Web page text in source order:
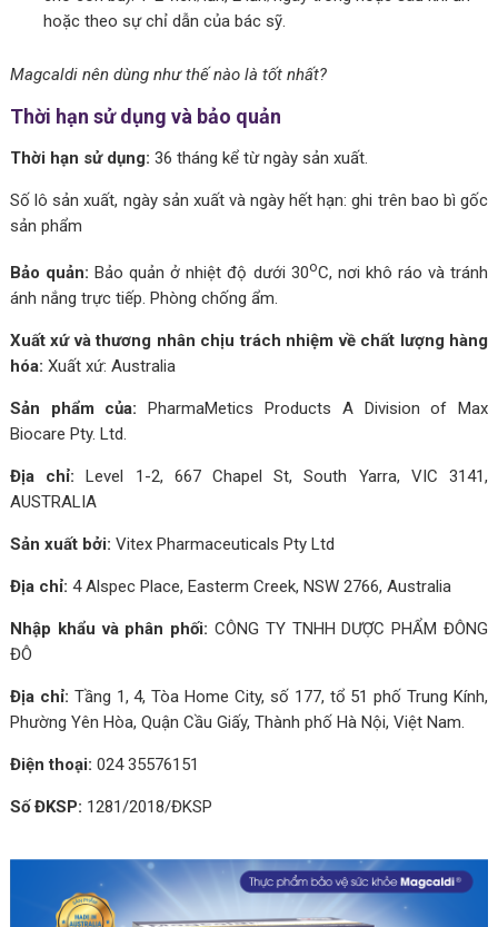
hoặc theo sự chỉ dẫn của bác sỹ.
Magcaldi nên dùng như thế nào là tốt nhất?
Thời hạn sử dụng và bảo quản
Thời hạn sử dụng: 36 tháng kể từ ngày sản xuất.
Số lô sản xuất, ngày sản xuất và ngày hết hạn: ghi trên bao bì gốc
sản phẩm
Bảo quản: Bảo quản ở nhiệt độ dưới 30oC, nơi khô ráo và tránh
ánh nắng trực tiếp. Phòng chống ẩm.
Xuất xứ và thương nhân chịu trách nhiệm về chất lượng hàng
hóa: Xuất xứ: Australia
Sản phẩm của: PharmaMetics Products A Division of Max
Biocare Pty. Ltd.
Địa chỉ: Level 1-2, 667 Chapel St, South Yarra, VIC 3141,
AUSTRALIA
Sản xuất bởi: Vitex Pharmaceuticals Pty Ltd
Địa chỉ: 4 Alspec Place, Easterm Creek, NSW 2766, Australia
Nhập khẩu và phân phối: CÔNG TY TNHH DƯỢC PHẨM ĐÔNG
ĐÔ
Địa chỉ: Tầng 1, 4, Tòa Home City, số 177, tổ 51 phố Trung Kính,
Phường Yên Hòa, Quận Cầu Giấy, Thành phố Hà Nội, Việt Nam.
Điện thoại: 024 35576151
Số ĐKSP: 1281/2018/ĐKSP
đương 250mg Canxi nguyên tố)
Canxi là thành phần chính trong hệ xương người, chiếm 1-2% chỉ
Trẻ từ 6-9 tuổi: Uống 01 viên/ngày
Magcaldi là công thức bổ sung toàn diện cho sức khỏe xương và